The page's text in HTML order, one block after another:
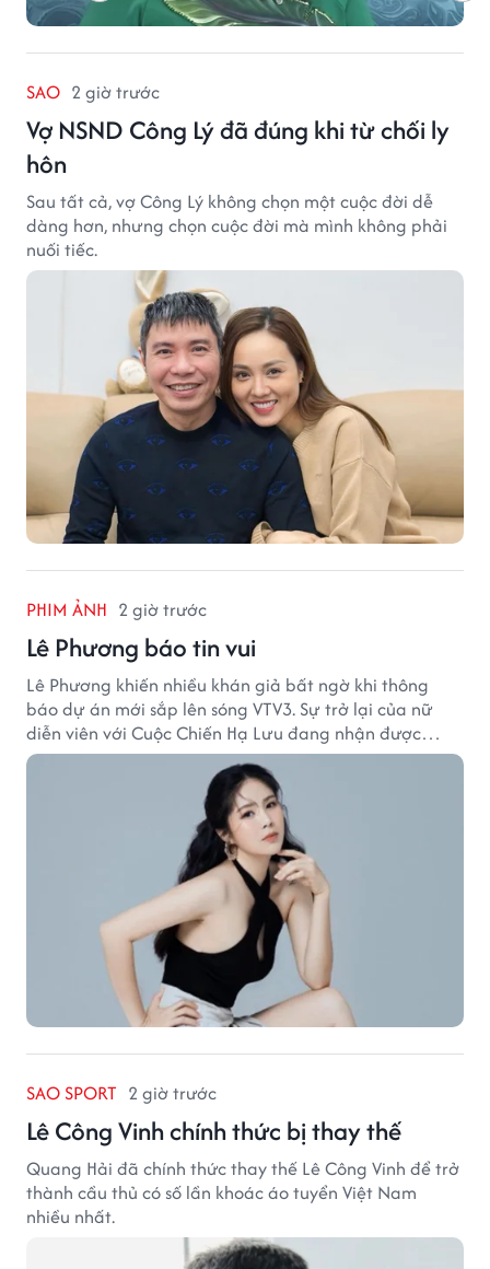
SAO 2 giờ trước
Vợ NSND Công Lý đã đúng khi từ chối ly
hôn
Sau tất cả, vợ Công Lý không chọn một cuộc đời dễ
dàng hơn, nhưng chọn cuộc đời mà mình không phải
nuối tiếc.
PHIM ẢNH 2 giờ trước
Lê Phương báo tin vui
Lê Phương khiến nhiều khán giả bất ngờ khi thông
báo dự án mới sắp lên sóng VTV3. Sự trở lại của nữ
diễn viên với Cuộc Chiến Hạ Lưu đang nhận được
nhiều sự quan tâm.
SAO SPORT 2 giờ trước
Lê Công Vinh chính thức bị thay thế
Quang Hải đã chính thức thay thế Lê Công Vinh để trở
thành cầu thủ có số lần khoác áo tuyển Việt Nam
nhiều nhất.